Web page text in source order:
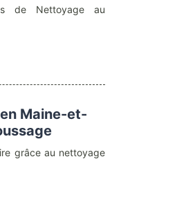
de Nettoyage au
Maine-et-
grâce au nettoyage